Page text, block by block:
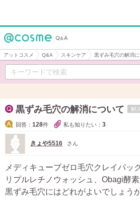
アットコスメ Q&A スキンケア 黒ずみ毛穴の解消
黒ずみ毛穴の解消について 解
回答： 128件 私も知りたい： 3
きょや5516 さん
メディキューブゼロ毛穴クレイパッ
リプルレチノウォッシュ、Obagi酵
黒ずみ毛穴にはどれがよいでしょう